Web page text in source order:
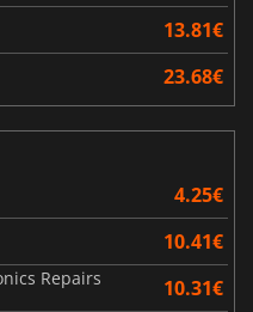
13.81€
23.68€
4.25€
10.41€
Repairs 10.31€